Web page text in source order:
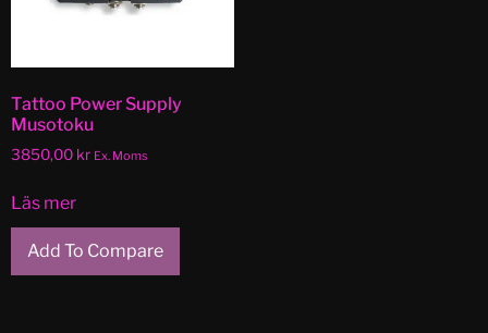
Tattoo Power Supply
Musotoku
3850,00 kr Ex. Moms
Läs mer
Add To Compare